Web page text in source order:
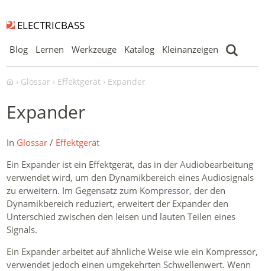
ELECTRICBASS
Blog Lernen Werkzeuge Katalog Kleinanzeigen
Glossar Effektgerät Expander
Expander
In Glossar / Effektgerät
Ein Expander ist ein Effektgerät, das in der Audiobearbeitung
verwendet wird, um den Dynamikbereich eines Audiosignals
zu erweitern. Im Gegensatz zum Kompressor, der den
Dynamikbereich reduziert, erweitert der Expander den
Unterschied zwischen den leisen und lauten Teilen eines
Signals.
Ein Expander arbeitet auf ähnliche Weise wie ein Kompressor,
verwendet jedoch einen umgekehrten Schwellenwert. Wenn